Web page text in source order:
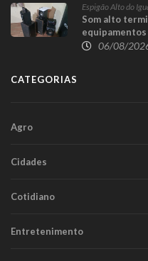
Espigão Alto do
Som alto
Espigão Alto
06/08/
CATEGORIAS
Agro
Cidades
Cotidiano
Entretenimento